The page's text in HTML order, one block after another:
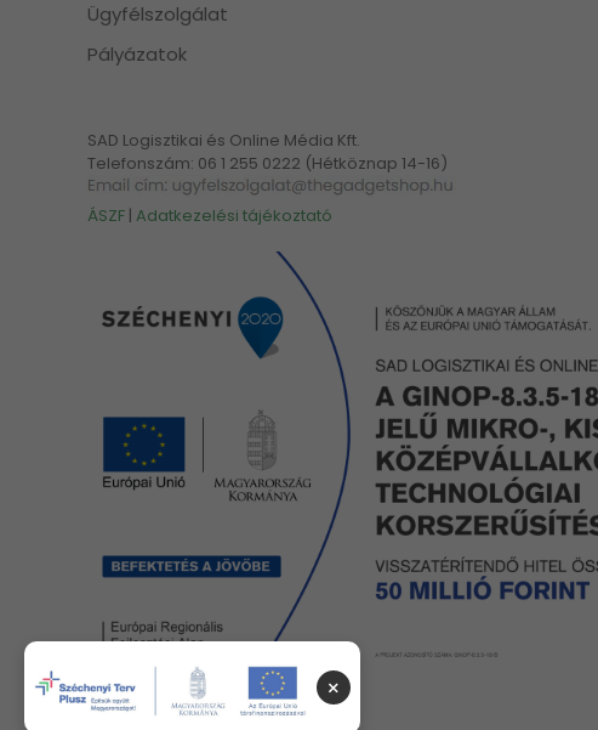
Ügyfélszolgálat
Pályázatok
SAD Logisztikai és Online Média Kft.
Telefonszám: 06 1 255 0222 (Hétköznap 14-16)
ÁSZF | Adatkezelési tájékoztató
×